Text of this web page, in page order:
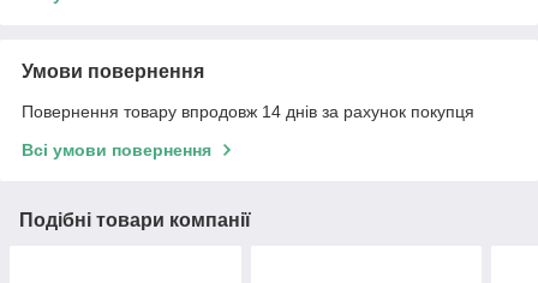
Умови повернення
Повернення товару впродовж 14 днів за рахунок покупця
Всі умови повернення
Подібні товари компанії